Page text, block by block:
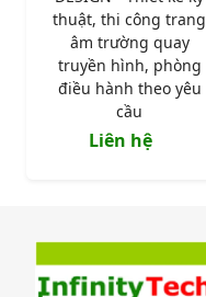
thuật, thi công trang
âm trường quay
truyền hình, phòng
điều hành theo yêu
cầu
Liên hệ